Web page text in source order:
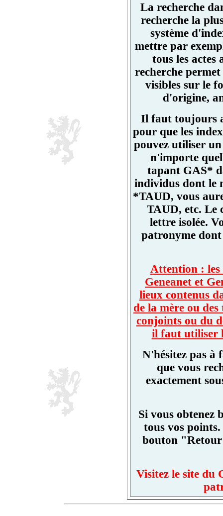
La recherche
recherche la
système
mettre par
tous les
recherche
visibles sur le
d'origine,
Il faut toujours
pour que les
pouvez utiliser
n'importe
tapant GAS*
individus dont le
*TAUD, vous
TAUD, etc. Le
lettre isolée.
patronyme dont
Attention : les
Geneanet et
lieux contenus
de la mère ou
conjoints ou du
il faut utiliser
N'hésitez pas à
que vous
exactement
Si vous obtenez
tous vos
bouton
Visitez le site du